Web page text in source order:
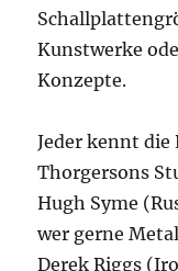
Kunstwerke
Konzepte.
Jeder kennt
Thorgersons
Hugh Syme
wer gerne
Derek Riggs